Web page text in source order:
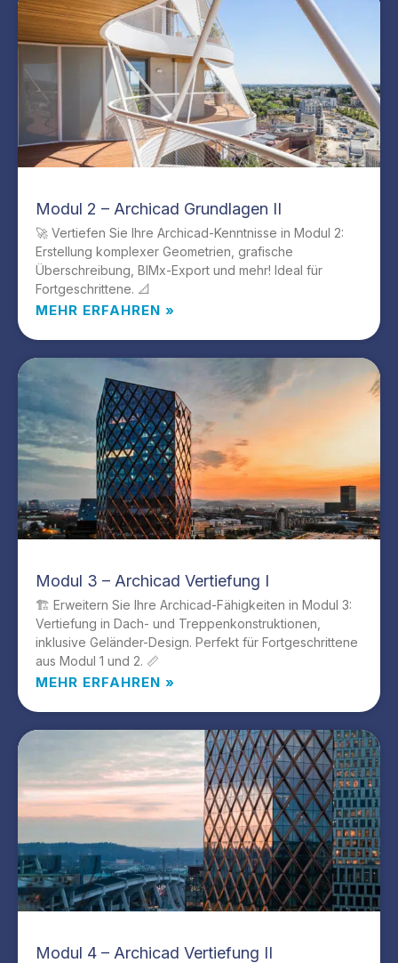
Modul 2 – Archicad Grundlagen II
🚀 Vertiefen Sie Ihre Archicad-Kenntnisse in Modul 2:
Erstellung komplexer Geometrien, grafische
Überschreibung, BIMx-Export und mehr! Ideal für
Fortgeschrittene. 📐
MEHR ERFAHREN »
Modul 3 – Archicad Vertiefung I
🏗️ Erweitern Sie Ihre Archicad-Fähigkeiten in Modul 3:
Vertiefung in Dach- und Treppenkonstruktionen,
inklusive Geländer-Design. Perfekt für Fortgeschrittene
aus Modul 1 und 2. 📏
MEHR ERFAHREN »
Modul 4 – Archicad Vertiefung II